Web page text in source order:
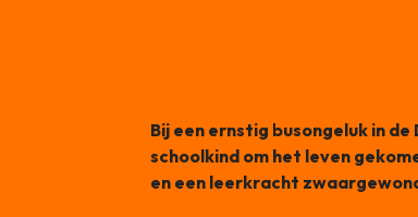
Bij een ernstig busongeluk in
schoolkind om het leven
en een leerkracht